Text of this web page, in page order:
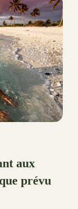
aux
prévu